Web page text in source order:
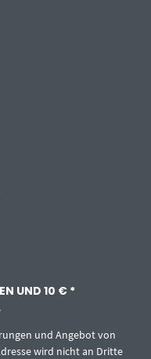
UND 10 € *
und Angebot von
wird nicht an Dritte